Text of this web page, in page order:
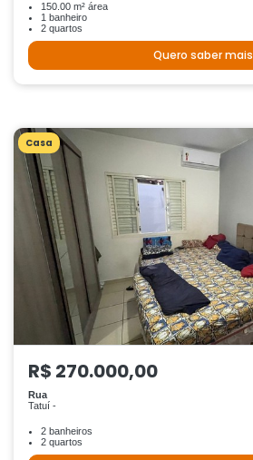
150.00 m² área
1 banheiro
2 quartos
Quero saber mais
Casa
R$ 270.000,00
Rua
Tatuí -
2 banheiros
2 quartos